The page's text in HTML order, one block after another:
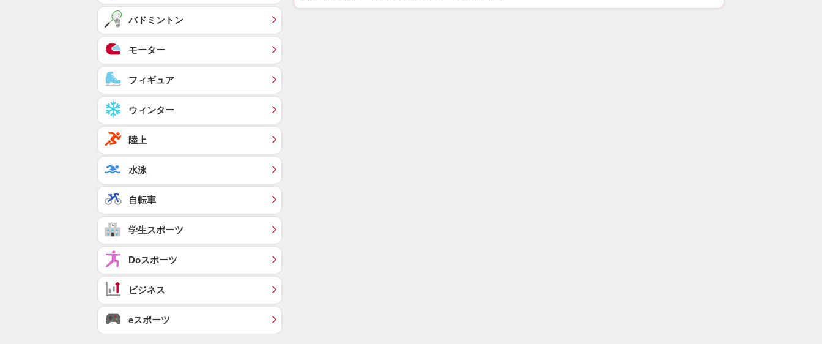
バドミントン
モーター
フィギュア
ウィンター
陸上
水泳
自転車
学生スポーツ
Doスポーツ
ビジネス
eスポーツ